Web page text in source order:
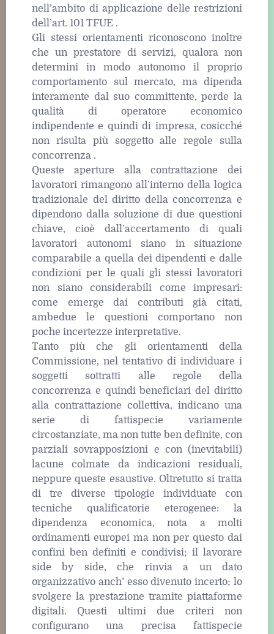
nell’ambito di applicazione delle restrizioni
dell’art. 101 TFUE .
Gli stessi orientamenti riconoscono inoltre
che un prestatore di servizi, qualora non
determini in modo autonomo il proprio
comportamento sul mercato, ma dipenda
interamente dal suo committente, perde la
qualità di operatore economico
indipendente e quindi di impresa, cosicché
non risulta più soggetto alle regole sulla
concorrenza .
Queste aperture alla contrattazione dei
lavoratori rimangono all’interno della logica
tradizionale del diritto della concorrenza e
dipendono dalla soluzione di due questioni
chiave, cioè dall’accertamento di quali
lavoratori autonomi siano in situazione
comparabile a quella dei dipendenti e dalle
condizioni per le quali gli stessi lavoratori
non siano considerabili come impresari:
come emerge dai contributi già citati,
ambedue le questioni comportano non
poche incertezze interpretative.
Tanto più che gli orientamenti della
Commissione, nel tentativo di individuare i
soggetti sottratti alle regole della
concorrenza e quindi beneficiari del diritto
alla contrattazione collettiva, indicano una
serie di fattispecie variamente
circostanziate, ma non tutte ben definite, con
parziali sovrapposizioni e con (inevitabili)
lacune colmate da indicazioni residuali,
neppure queste esaustive. Oltretutto si tratta
di tre diverse tipologie individuate con
tecniche qualificatorie eterogenee: la
dipendenza economica, nota a molti
ordinamenti europei ma non per questo dai
confini ben definiti e condivisi; il lavorare
side by side, che rinvia a un dato
organizzativo anch’ esso divenuto incerto; lo
svolgere la prestazione tramite piattaforme
digitali. Questi ultimi due criteri non
configurano una precisa fattispecie